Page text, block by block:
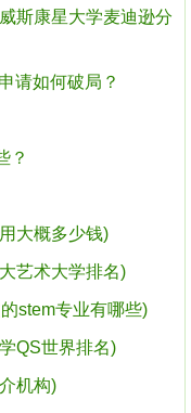
斯康星大学麦迪逊分
请如何破局？
？
大概多少钱)
艺术大学排名)
stem专业有哪些)
QS世界排名)
机构)